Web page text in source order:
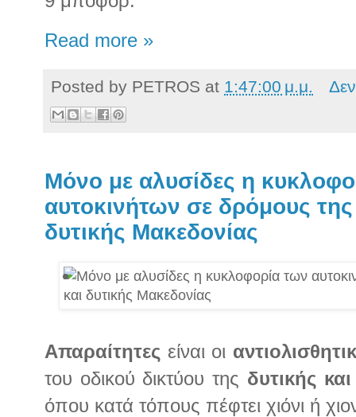
Read more »
Posted by PETROS at 1:47:00 μ.μ.
Μόνο με αλυσίδες η
αυτοκινήτων σε δρόμους της
δυτικής Μακεδονίας
Απαραίτητες είναι οι
του οδικού δικτύου της δυτικής
όπου κατά τόπους πέφτει χιόνι ή